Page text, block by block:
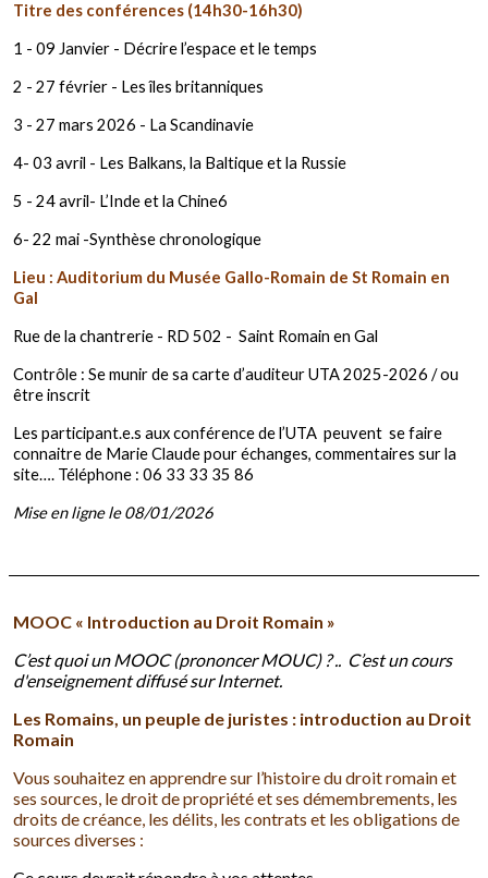
Titre des conférences (14h30-16h30)
1 - 09 Janvier - Décrire l’espace et le temps
2 - 27 février - Les îles britanniques
3 - 27 mars 2026 - La Scandinavie
4- 03 avril - Les Balkans, la Baltique et la Russie
5 - 24 avril- L’Inde et la Chine6
6- 22 mai -Synthèse chronologique
Lieu : Auditorium du Musée Gallo-Romain de St Romain en
Gal
Rue de la chantrerie - RD 502 - Saint Romain en Gal
Contrôle : Se munir de sa carte d’auditeur UTA 2025-2026 / ou
être inscrit
Les participant.e.s aux conférence de l’UTA peuvent se faire
connaitre de Marie Claude pour échanges, commentaires sur la
site…. Téléphone : 06 33 33 35 86
Mise en ligne le 08/01/2026
MOOC « Introduction au Droit Romain »
C’est quoi un MOOC (prononcer MOUC) ? .. C’est un cours
d'enseignement diffusé sur Internet.
Les Romains, un peuple de juristes : introduction au Droit
Romain
Vous souhaitez en apprendre sur l’histoire du droit romain et
ses sources, le droit de propriété et ses démembrements, les
droits de créance, les délits, les contrats et les obligations de
sources diverses :